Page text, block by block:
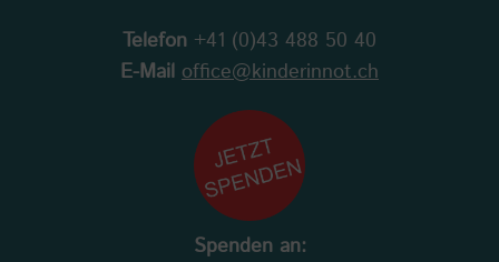
Telefon +41 (0)43 488 50 40
E-Mail office@kinderinnot.ch
Spenden an: